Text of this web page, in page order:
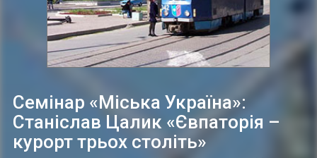
Семінар «Міська Україна»:
Станіслав Цалик «Євпаторія –
курорт трьох століть»